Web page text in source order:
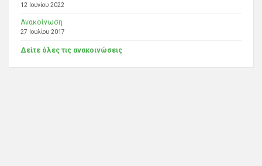
12 Ιουνίου 2022
Ανακοίνωση
27 Ιουλίου 2017
Δείτε όλες τις ανακοινώσεις